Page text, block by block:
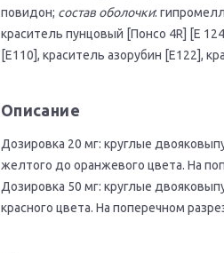
повидон; состав оболочки:
краситель пунцовый [Понсо 4R] [Е
[Е110], краситель азорубин [Е122],
Описание
Дозировка 20 мг: круглые
желтого до оранжевого цвета. На
Дозировка 50 мг: круглые
красного цвета. На поперечном